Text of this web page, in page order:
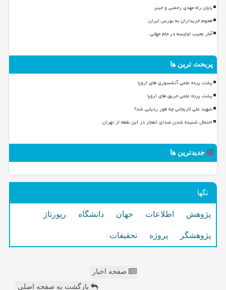
پایان راه مهدی رحمتی و خیبر
هجوم خریداران به بورس ایران
آمار عجیب اولیسه در جام جهانی
پربحث ترین ها
پشت پرده علمی آتشسوزی های اروپا
پشت پرده علمی حریق های اروپا
شهید علی لاریجانی چه طور ردیابی شد؟
احتمال شنیده شدن صدای انفجار در این نقطه از تهران
جدیدترین ها
تگها
پژوهش اطلاعات جهان دانشگاه رپورتاژ
پژوهشگر پروژه تحقیقات
صفحه اخبار
بازگشت به صفحه اصلی